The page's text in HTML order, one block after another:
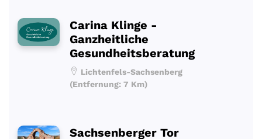
Carina Klinge -
Ganzheitliche
Gesundheitsberatung
Lichtenfels-Sachsenberg
(Entfernung: 7 Km)
Sachsenberger Tor